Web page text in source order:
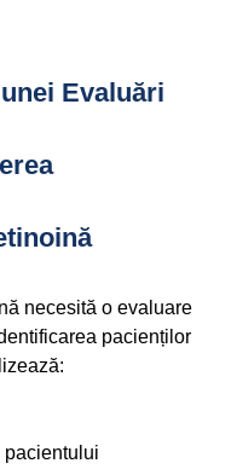
Evaluări
necesită o evaluare
pacienților
pacientului